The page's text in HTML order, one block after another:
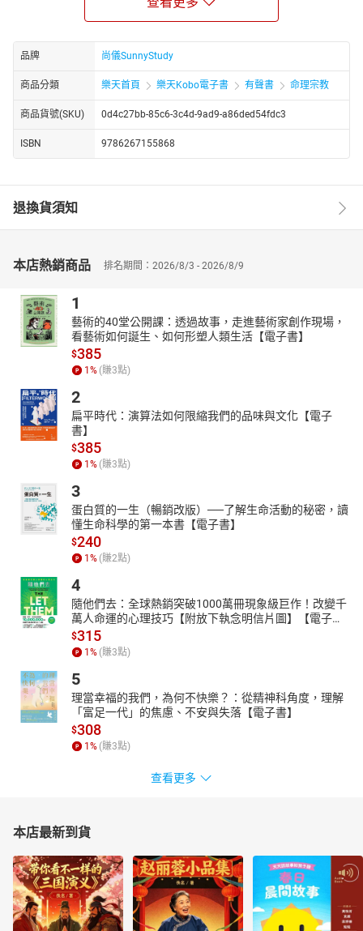
政治大學歷史學系教授、歷史學系主任、歷史學研究所所長、文理
所教授，中華文化復興運動推行委員會執行秘書，中國歷史學會理
事長，中國唐代學會理事長。
【朗讀者簡介】
尚儀有聲製播中心是專業的有聲出版品製作與發行單位，由獲得八
系畢業。讀書人，教書匠，希望能成為好的「說書人」。但願不負
文字，用聲音走到 更深、更遠的地方。現為尚儀有聲製播中心特約
【書籍簡介】
常有抱怨鬱結的你們，面對與另一半的相處盲點。
大事小事都吵的你們，懂得重新審視彼此。
夫妻關係不是恆等式，但是美滿婚姻有公式：
(+)多加尊重關懷‧(-)減去強勢兇悍‧(x)相乘體諒鼓勵‧(÷)除去抱
怨責罵＝幸福好日子
夫妻是人類最早出現、最親密的「骨肉」，這是兩兩一對的共同
體，如同精密的儀器般不可拆散，也需要許多小零件細細結合。多
讚美、多傾聽是愛的表現，少責備、少抱怨是信賴的實踐；平等相
待、經常溝通，別被鬥爭心與控制欲沖昏頭。更要適度裝傻，確認
自己的感受，平靜地與對方溝通，並釋放自己，事情過了也別翻舊
幸福定理，共同攜愛前行。
作者以簡單的分析手法，層層剖析夫妻關係。在日常例子中，探求
男女大不同，從中找到調和法。每個人都是在愛人與被愛中成長，
當讀者從這本書學習並實踐時，也是愛自己的表現。
有聲出版：臺灣商務印書館與尚儀數位學習聯合出版
【目錄】
版權宣告
作者與朗讀者介紹
自序 夫妻關係的本質與經營
目次
想想結婚的原因中是否有愛情
愛情的初階，從喜歡的感覺開始
愛情的進階，承諾是最高境界
換位思考，調適彼此生活習慣
建立共同點價值觀，才能走得長遠
待之以禮，才能讓愛長久
尊重彼此，才能讓愛落實
平等關懷，造就家庭的溫暖
品牌 尚儀SunnyStudy
商品分類 樂天首頁 樂天Kobo電子書 有聲書 命理宗教
商品貨號(SKU) 0d4c27bb-85c6-3c4d-9ad9-a86ded54fdc3
ISBN 9786267155868
退換貨須知
本店熱銷商品 排名期間：2026/8/3 - 2026/8/9
1
藝術的40堂公開課：透過故事，走進藝術家創作現場，
看藝術如何誕生、如何形塑人類生活【電子書】
$385
1 % (賺3點)
2
扁平時代：演算法如何限縮我們的品味與文化【電子
書】
$385
1 % (賺3點)
3
蛋白質的一生（暢銷改版）──了解生命活動的秘密，讀
懂生命科學的第一本書【電子書】
$240
1 % (賺2點)
4
隨他們去：全球熱銷突破1000萬冊現象級巨作！改變千
萬人命運的心理技巧【附放下執念明信片圖】【電子
書】
$315
1 % (賺3點)
5
理當幸福的我們，為何不快樂？：從精神科角度，理解
「富足一代」的焦慮、不安與失落【電子書】
$308
1 % (賺3點)
查看更多
本店最新到貨